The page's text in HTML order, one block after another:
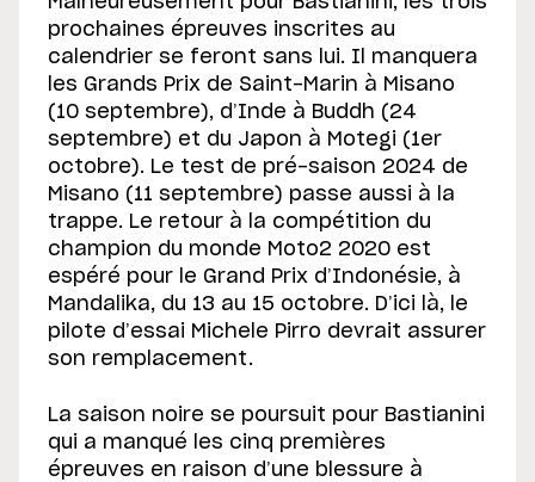
prochaines épreuves inscrites au
calendrier se feront sans lui. Il manquera
les Grands Prix de Saint-Marin à Misano
(10 septembre), d’Inde à Buddh (24
septembre) et du Japon à Motegi (1er
octobre). Le test de pré-saison 2024 de
Misano (11 septembre) passe aussi à la
trappe. Le retour à la compétition du
champion du monde Moto2 2020 est
espéré pour le Grand Prix d’Indonésie, à
Mandalika, du 13 au 15 octobre. D’ici là, le
pilote d’essai Michele Pirro devrait assurer
son remplacement.
La saison noire se poursuit pour Bastianini
qui a manqué les cinq premières
épreuves en raison d’une blessure à